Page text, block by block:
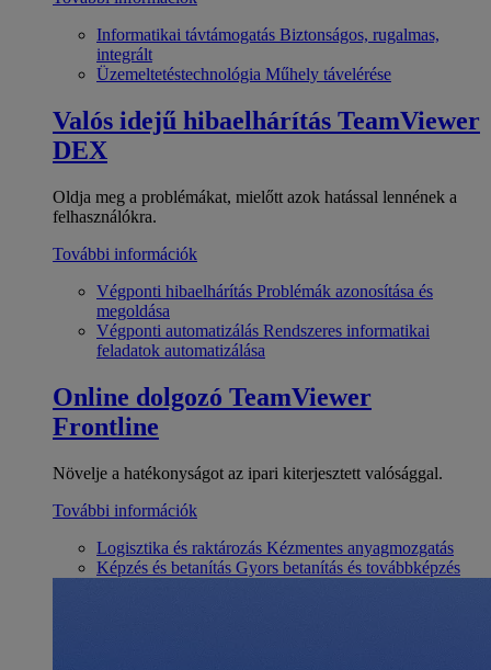
Informatikai távtámogatás Biztonságos, rugalmas,
integrált
Üzemeltetéstechnológia Műhely távelérése
Valós idejű hibaelhárítás TeamViewer
DEX
Oldja meg a problémákat, mielőtt azok hatással lennének a
felhasználókra.
További információk
Végponti hibaelhárítás Problémák azonosítása és
megoldása
Végponti automatizálás Rendszeres informatikai
feladatok automatizálása
Online dolgozó TeamViewer
Frontline
Növelje a hatékonyságot az ipari kiterjesztett valósággal.
További információk
Logisztika és raktározás Kézmentes anyagmozgatás
Képzés és betanítás Gyors betanítás és továbbképzés